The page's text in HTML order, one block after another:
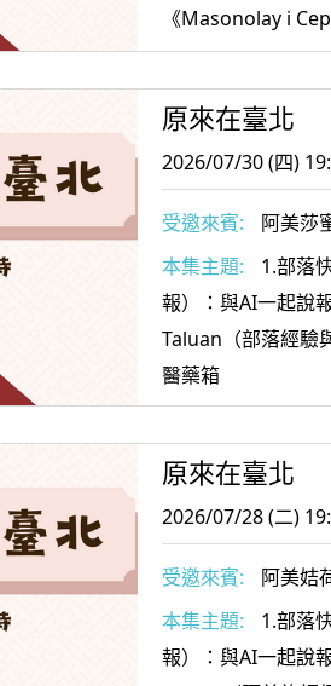
《Masonolay i
果＞3.原住民.com
抗憂鬱的水果
原來在臺北
2026/07/30 (四)
受邀來賓:
阿美莎
本集主題:
1.部落
報）：與AI一起說報原
Taluan（部落經驗
醫藥箱
原來在臺北
2026/07/28 (二)
受邀來賓:
阿美姞
本集主題:
1.部落
報）：與AI一起說報原